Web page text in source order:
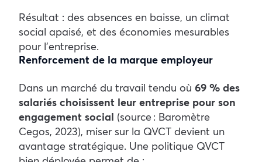
Résultat : des absences en baisse, un climat
social apaisé, et des économies mesurables
pour l’entreprise.
Renforcement de la marque employeur
Dans un marché du travail tendu où 69 % des
salariés choisissent leur entreprise pour son
engagement social (source : Baromètre
Cegos, 2023), miser sur la QVCT devient un
avantage stratégique. Une politique QVCT